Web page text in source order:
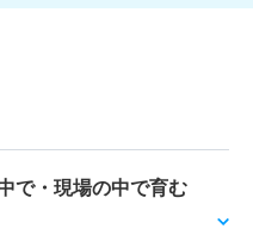
で・現場の中で育む